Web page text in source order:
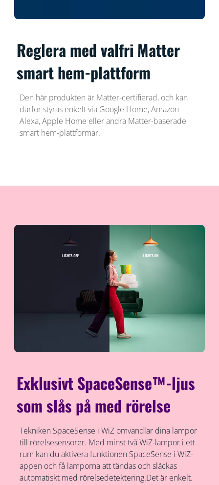
Reglera med valfri Matter
smart hem-plattform
Den här produkten är Matter-certifierad, och kan
därför styras enkelt via Google Home, Amazon
Alexa, Apple Home eller andra Matter-baserade
smart hem-plattformar.
Exklusivt SpaceSense™-ljus
som slås på med rörelse
Tekniken SpaceSense i WiZ omvandlar dina lampor
till rörelsesensorer. Med minst två WiZ-lampor i ett
rum kan du aktivera funktionen SpaceSense i WiZ-
appen och få lamporna att tändas och släckas
automatiskt med rörelsedetektering.Det är enkelt.